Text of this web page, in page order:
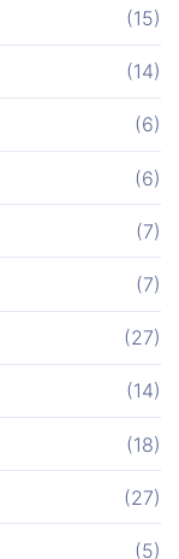
(15)
(14)
(6)
(6)
(7)
(7)
(27)
(14)
(18)
(27)
(5)